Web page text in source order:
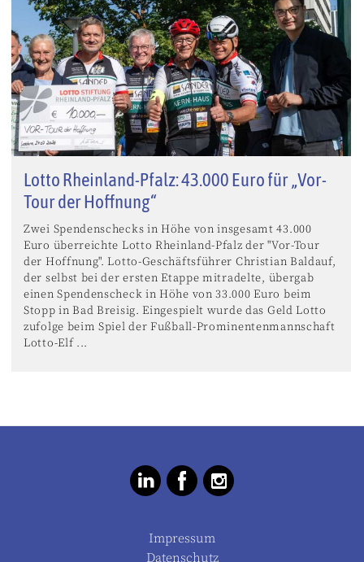
Lotto Rheinland-Pfalz: 43.000 Euro für „Vor-
Tour der Hoffnung“
Zwei Spendenschecks in Höhe von insgesamt 43.000
Euro überreichte Lotto Rheinland-Pfalz der "Vor-Tour
der Hoffnung". Lotto-Geschäftsführer Christian Baldauf,
der selbst bei der ersten Etappe mitradelte, übergab
einen Spendenscheck in Höhe von 33.000 Euro beim
Stopp in Bad Breisig. Eingespielt wurde das Geld Lotto
zufolge beim Spiel der Fußball-Prominentenmannschaft
Lotto-Elf ...
Impressum
Datenschutz